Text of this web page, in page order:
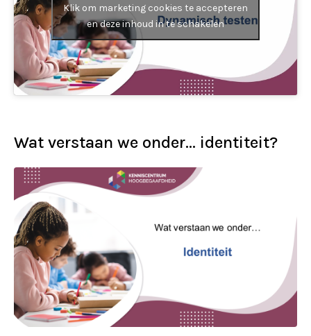
Klik om marketing cookies te accepteren
en deze inhoud in te schakelen
Wat verstaan we onder… identiteit?